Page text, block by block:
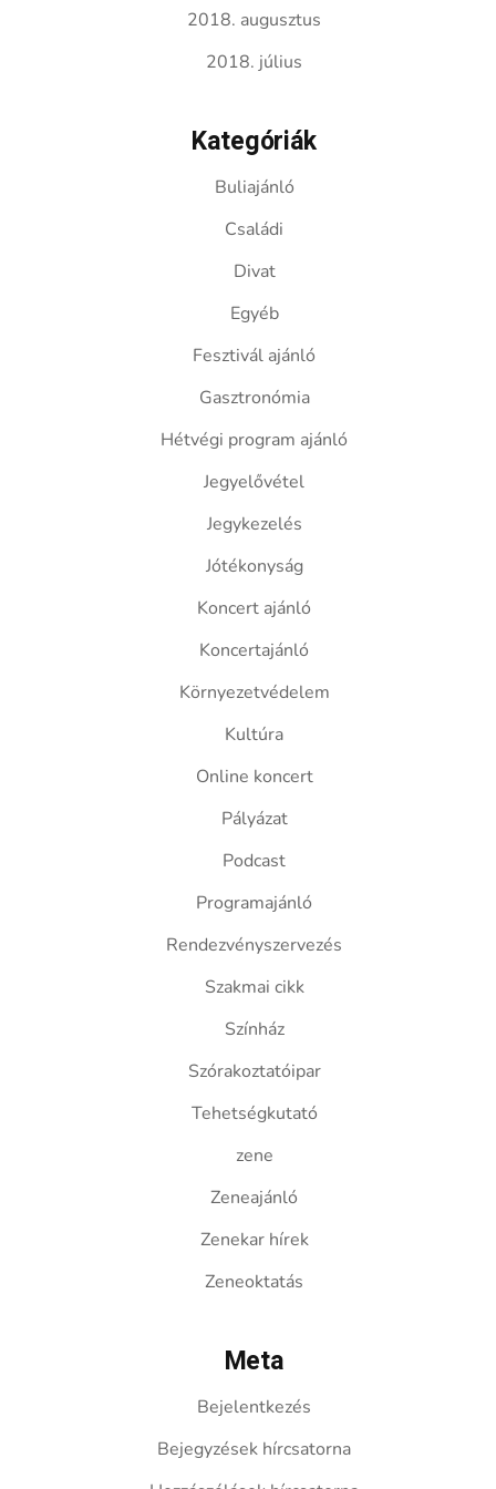
2018. augusztus
2018. július
Kategóriák
Buliajánló
Családi
Divat
Egyéb
Fesztivál ajánló
Gasztronómia
Hétvégi program ajánló
Jegyelővétel
Jegykezelés
Jótékonyság
Koncert ajánló
Koncertajánló
Környezetvédelem
Kultúra
Online koncert
Pályázat
Podcast
Programajánló
Rendezvényszervezés
Szakmai cikk
Színház
Szórakoztatóipar
Tehetségkutató
zene
Zeneajánló
Zenekar hírek
Zeneoktatás
Meta
Bejelentkezés
Bejegyzések hírcsatorna